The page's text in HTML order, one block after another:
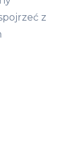
z